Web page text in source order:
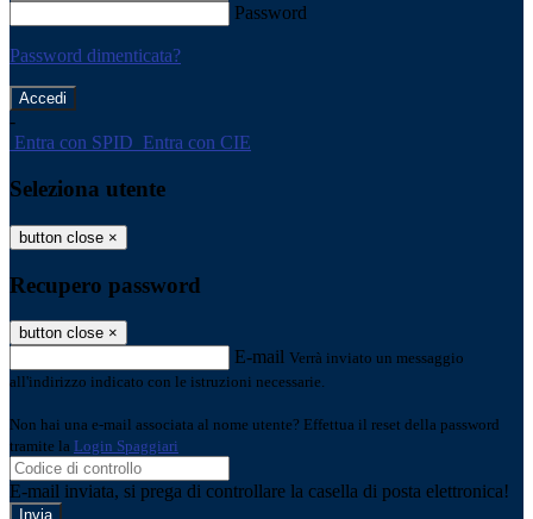
Password
Password dimenticata?
-
Entra con SPID Entra con CIE
Seleziona utente
button close ×
Recupero password
button close ×
E-mail Verrà inviato un messaggio
all'indirizzo indicato con le istruzioni necessarie.
Non hai una e-mail associata al nome utente? Effettua il reset della password
tramite la Login Spaggiari
E-mail inviata, si prega di controllare la casella di posta elettronica!